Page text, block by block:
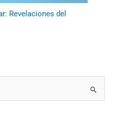
Revelaciones del